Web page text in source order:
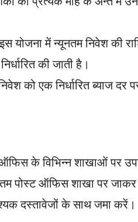
योजना में न्यूनतम निवेश की
की जाती है।
को एक निर्धारित ब्याज दर
ऑफिस के विभिन्न शाखाओं पर
पोस्ट ऑफिस शाखा पर
दस्तावेजों के साथ जमा करें।